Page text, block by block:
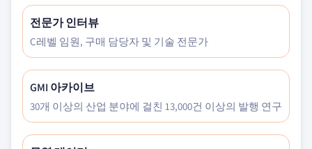
전문가 인터뷰
C레벨 임원, 구매 담당자 및 기술 전문가
GMI 아카이브
30개 이상의 산업 분야에 걸친 13,000건 이상의 발행 연구